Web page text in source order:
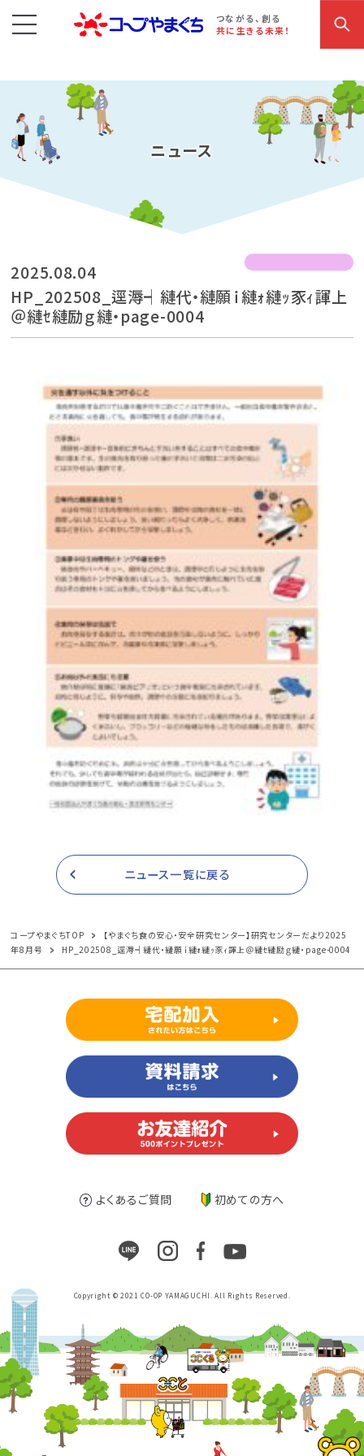
つながる、創る
共に生きる未来！
コープやまぐち お買い物・サービス こだわり商品 参加・イベント情報
ニュース
2025.08.04
HP_202508_逕溽┥縺代・縺願ｉ縺ｫ縺ｯ豕ｨ諢上
＠縺ｾ縺励ｇ縺・page-0004
ニュース一覧に戻る
コープやまぐちTOP
【やまぐち食の安心・安全研究センター】研究センターだより2025
年8月号
HP_202508_逕溽┥縺代・縺願ｉ縺ｫ縺ｯ豕ｨ諢上＠縺ｾ縺励ｇ縺・page-0004
よくあるご質問 初めての方へ
Copyright © 2021 CO-OP YAMAGUCHI. All Rights Reserved.